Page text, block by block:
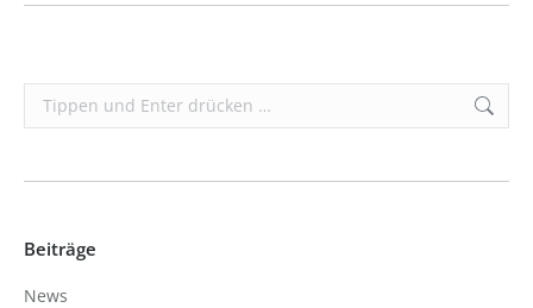
Search:
Beiträge
News